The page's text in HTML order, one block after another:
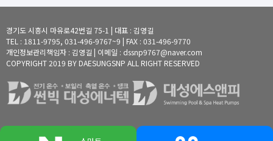
경기도 시흥시 마유로42번길 75-1 | 대표 : 김영길
TEL : 1811-9795, 031-496-9767~9 | FAX : 031-496-9770
개인정보관리책임자 : 김영길 | 이메일 : dssnp9767@naver.com
COPYRIGHT 2019 BY DAESUNGSNP ALL RIGHT RESERVED